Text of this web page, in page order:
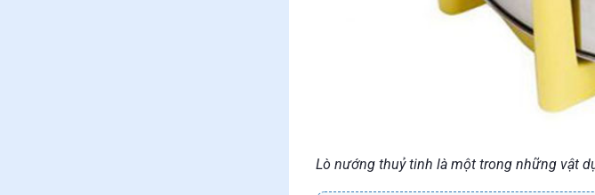
Lò nướng thuỷ tinh là một trong những vật